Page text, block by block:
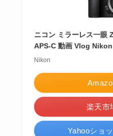
ニコン ミラーレス一眼
APS-C 動画 Vlog Nikon
Nikon
楽天市
Yahooショ